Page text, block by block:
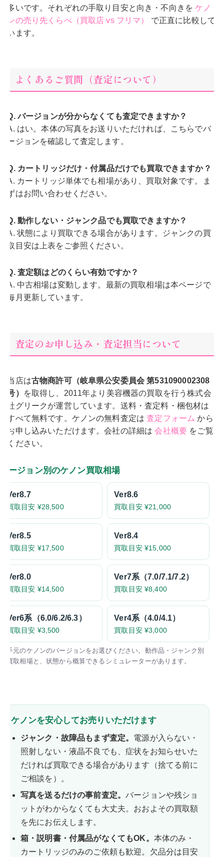
多いです。それぞれの手取り目安と向き・不向きをケノ
ンの売り先くらべ（買取店 vs フリマ）
で正直に比較して
います。
よくあるご質問（査定について）
Q. バージョンが分からなくても査定できますか？
A. はい。本体の写真をお送りいただければ、こちらでバ
ージョンを確認して査定します。
Q. カートリッジだけ・付属品だけでも買取できますか？
A. カートリッジ単体でも相場があり、買取対象です。ま
ずはお問い合わせください。
Q. 動作しない・ジャンク品でも買取できますか？
A. 状態により買取できる場合があります。ジャンクの買
取目安は上表をご参照ください。
Q. 査定額はどのくらい有効ですか？
A. 中古相場は変動します。最新の買取相場は本ページで
毎月更新しています。
査定のお申し込み・査定担当について
当店は古物商許可（岐阜県公安委員会 第531090002308
号）
を取得し、2011年より美容機器の買取を行う株式会
社グリークが運営しています。送料・査定料・梱包材は
すべて無料です。ケノンの無料査定は査定フォーム から
お申し込みいただけます。会社の詳細は会社概要 をご覧
ください。
バージョン別のケノン買取相場
Ver8.7
買取目安 ¥28,500
Ver8.6
買取目安 ¥21,000
Ver8.5
買取目安 ¥17,500
Ver8.4
買取目安 ¥15,000
Ver8.0
買取目安 ¥14,500
Ver7系（7.0/7.1/7.2）
買取目安 ¥8,400
Ver6系（6.0/6.2/6.3）
買取目安 ¥3,500
Ver4系（4.0/4.1）
買取目安 ¥3,000
お手元のケノンのバージョンをお選びください。動作品・ジャンク別
の買取相場と、状態から概算できるシミュレーターがあります。
ケノンを安心してお売りいただけます
ジャンク・故障品もまず査定。 電源が入らない・
照射しない・液晶不良でも、症状をお知らせいた
だければ買取できる場合があります（捨てる前に
ご相談を）。
写真を送るだけの事前査定。バージョンや残ショ
ットがわからなくても大丈夫。おおよその買取額
を先にお伝えします。
箱・説明書・付属品がなくてもOK。 本体のみ・
カートリッジのみのご依頼も歓迎。欠品分は目安